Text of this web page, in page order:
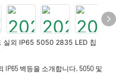
실외 IP65 5050 2835 LED 칩
IP65 벽등을 소개합니다. 5050 및